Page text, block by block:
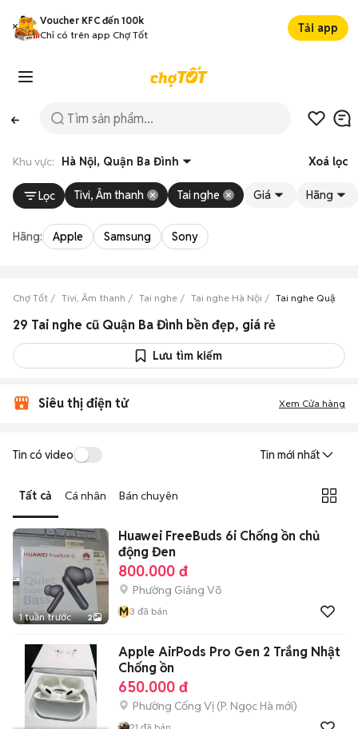
Voucher KFC đến 100k
Chỉ có trên app Chợ Tốt
Tải app
Khu vực: Hà Nội, Quận Ba Đình Xoá lọc
Lọc Tivi, Âm thanh Tai nghe Giá Hãng
Hãng: Apple Samsung Sony
Chợ Tốt Tivi, Âm thanh Tai nghe Tai nghe Hà Nội Tai nghe Quận
29 Tai nghe cũ Quận Ba Đình bền đẹp, giá rẻ
Lưu tìm kiếm
Siêu thị điện tử Xem Cửa hàng
Tin có video Tin mới nhất
Tất cả Cá nhân Bán chuyên
1 tuần trước 2
Huawei FreeBuds 6i Chống ồn chủ
động Đen
800.000 đ
Phường Giảng Võ
M3 đã bán
Apple AirPods Pro Gen 2 Trắng Nhật
Chống ồn
650.000 đ
Phường Cống Vị (P. Ngọc Hà mới)